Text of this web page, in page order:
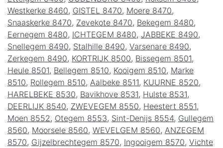
Westkerke 8460, GISTEL 8470, Moere 8470,
Snaaskerke 8470, Zevekote 8470, Bekegem 8480,
Eernegem 8480, ICHTEGEM 8480, JABBEKE 8490,
Snellegem 8490, Stalhille 8490, Varsenare 8490,
Zerkegem 8490, KORTRIJK 8500, Bissegem 8501,
Heule 8501, Bellegem 8510, Kooigem 8510, Marke
8510, Rollegem 8510, Aalbeke 8511, KUURNE 8520,
HARELBEKE 8530, Bavikhove 8531, Hulste 8531,
DEERLIJK 8540, ZWEVEGEM 8550, Heestert 8551,
Moen 8552 , Otegem 8553, Sint-Denijs 8554, Gullegem
8560, Moorsele 8560, WEVELGEM 8560, ANZEGEM
8570, Gijzelbrechtegem 8570, Ingooigem 8570, Vichte